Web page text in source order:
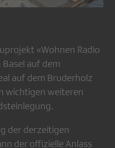
«Wohnen Radio
Basel auf dem
auf dem Bruderholz
wichtigen weiteren
der derzeitigen
der offizielle Anlass